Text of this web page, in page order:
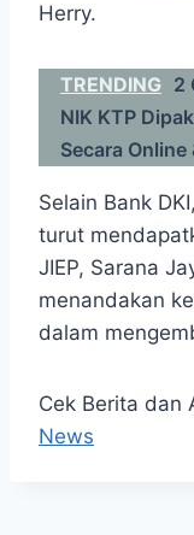
Herry.
TRENDING 2
NIK KTP
Secara
Selain Bank
turut
JIEP, Sarana
menandakan
dalam
Cek Berita dan
News